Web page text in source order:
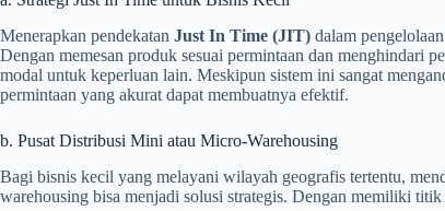
Menerapkan pendekatan Just In Time (JIT) dalam
Dengan memesan produk sesuai permintaan dan menghindari
modal untuk keperluan lain. Meskipun sistem ini sangat
permintaan yang akurat dapat membuatnya efektif.
b. Pusat Distribusi Mini atau Micro-Warehousing
Bagi bisnis kecil yang melayani wilayah geografis tertentu,
warehousing bisa menjadi solusi strategis. Dengan memiliki